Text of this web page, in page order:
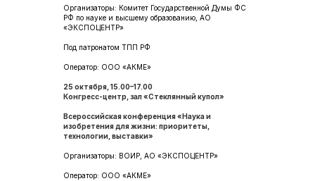
Организаторы: Комитет Государственной Думы ФС
РФ по науке и высшему образованию, АО
«ЭКСПОЦЕНТР»
Под патронатом ТПП РФ
Оператор: ООО «АКМЕ»
25 октября, 15.00–17.00
Конгресс-центр, зал «Стеклянный купол»
Всероссийская конференция «Наука и
изобретения для жизни: приоритеты,
технологии, выставки»
Организаторы: ВОИР, АО «ЭКСПОЦЕНТР»
Оператор: ООО «АКМЕ»